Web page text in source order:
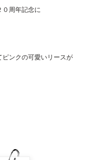
０周年記念に
ンクの可愛いリースが